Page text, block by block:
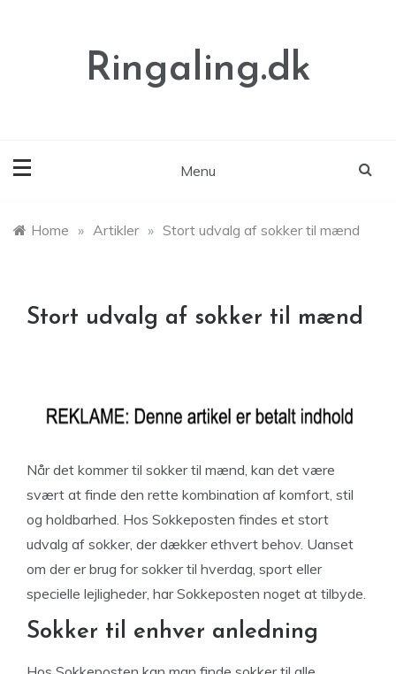
Ringaling.dk
Menu
Home » Artikler » Stort udvalg af sokker til mænd
Stort udvalg af sokker til mænd
Når det kommer til sokker til mænd, kan det være
svært at finde den rette kombination af komfort, stil
og holdbarhed. Hos Sokkeposten findes et stort
udvalg af sokker, der dækker ethvert behov. Uanset
om der er brug for sokker til hverdag, sport eller
specielle lejligheder, har Sokkeposten noget at tilbyde.
Sokker til enhver anledning